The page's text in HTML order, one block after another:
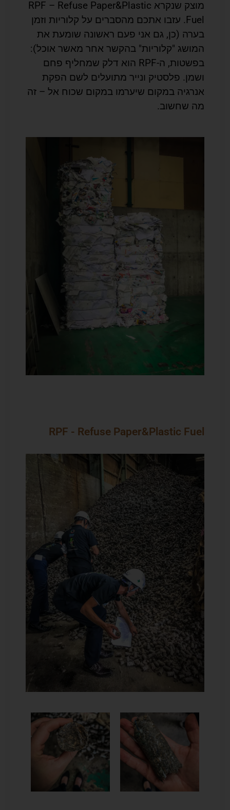
מוצק שנקרא RPF – Refuse Paper&Plastic
Fuel. עזבו אתכם מהסברים על קלוריות וזמן
בערה (כן, גם אני פעם ראשונה שומעת את
המושג "קלוריות" בהקשר אחר מאשר אוכל):
בפשטות, ה-RPF הוא דלק שמחליף פחם
ושמן. פלסטיק ונייר מתועלים לשם הפקת
אנרגיה במקום שיערמו במקום שכוח אל – זה
מה שחשוב.
RPF - Refuse Paper&Plastic Fuel